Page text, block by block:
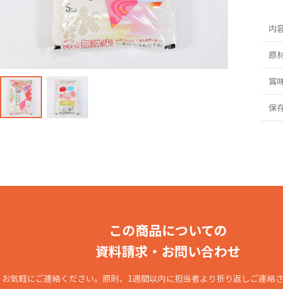
内
原
賞
保
この商品についての
資料請求・お問い合わせ
お気軽にご連絡ください。原則、1週間以内に担当者より折り返しご連絡